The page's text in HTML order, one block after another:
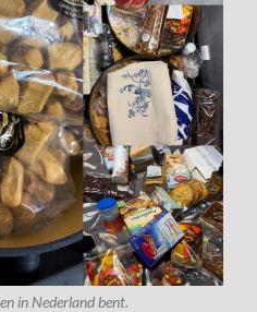
in Nederland bent.